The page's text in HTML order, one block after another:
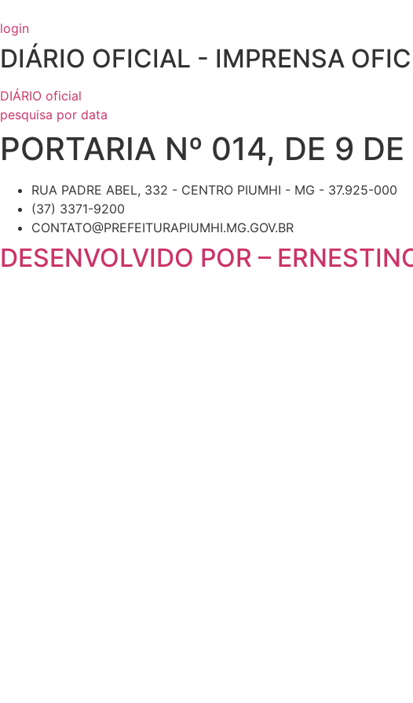
para
o
conteúdo
login
DIÁRIO OFICIAL - IMPRENSA
DIÁRIO oficial
pesquisa por data
PORTARIA Nº 014, DE 9
RUA PADRE ABEL, 332 - CENTRO PIUMHI - MG - 37.925-000
(37) 3371-9200
CONTATO@PREFEITURAPIUMHI.MG.GOV.BR
DESENVOLVIDO POR –